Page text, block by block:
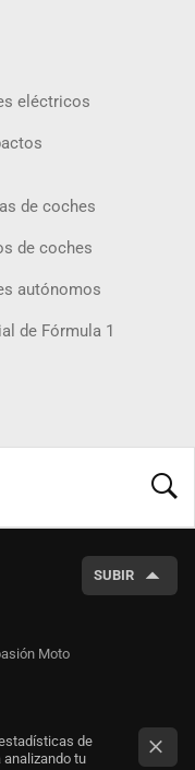
eléctricos
de coches
de coches
autónomos
de Fórmula 1
SUBIR
Moto
de
tu